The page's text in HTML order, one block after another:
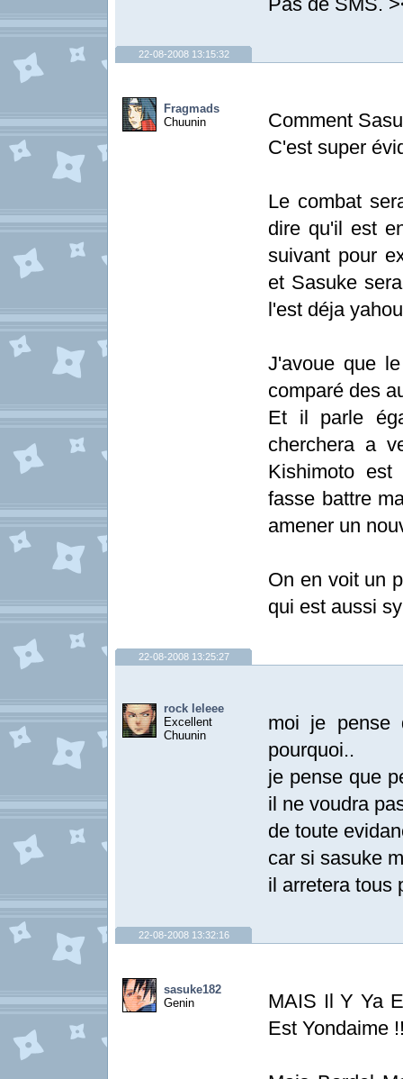
22-08-2008 13:15:32
Fragmads
Chuunin
Comment
C'est super
Le combat
dire qu'il est
suivant pour
et Sasuke
l'est déja
J'avoue que
comparé des
Et il parle
cherchera a
Kishimoto
fasse battre
amener un
On en voit un
qui est aussi
22-08-2008 13:25:27
rock leleee
Excellent
Chuunin
moi je pense
pourquoi..
je pense que
il ne voudra
de toute
car si sasuke
il arretera tous
22-08-2008 13:32:16
sasuke182
Genin
MAIS Il Y Ya
Est Yondaime